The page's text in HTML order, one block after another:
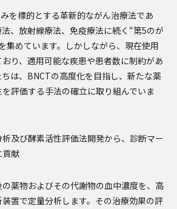
を標的とする革新的ながん治療法であ
、放射線療法、免疫療法に続く“第5のが
集めています。しかしながら、現在使用
り、適用可能な疾患や患者数に制約があ
は、BNCTの高度化を目指し、新たな薬
評価する手法の確立に取り組んでいま
及び酵素活性評価法開発から、診断マー
貢献
薬物およびその代謝物の血中濃度を、高
置で定量分析します。その治療効果の評